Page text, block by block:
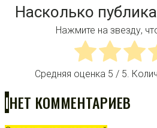
Насколько
Нажмите на звезду,
Средняя оценка 5 / 5.
IНЕТ КОММЕНТАРИЕВ